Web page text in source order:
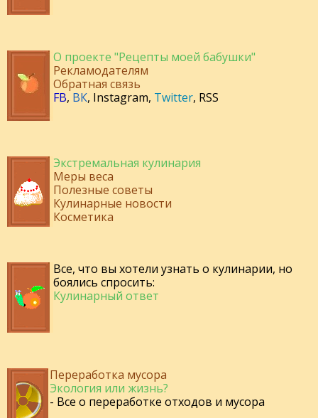
О проекте "Рецепты моей бабушки"
Рекламодателям
Обратная связь
FB, ВК, Instagram, Twitter, RSS
Экстремальная кулинария
Меры веса
Полезные советы
Кулинарные новости
Косметика
Все, что вы хотели узнать о кулинарии, но
боялись спросить:
Кулинарный ответ
Переработка мусора
Экология или жизнь?
- Все о переработке отходов и мусора